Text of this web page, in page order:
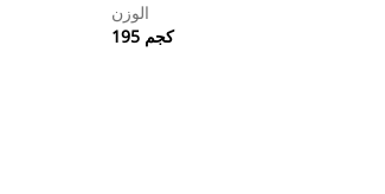
الوزن
195 كجم